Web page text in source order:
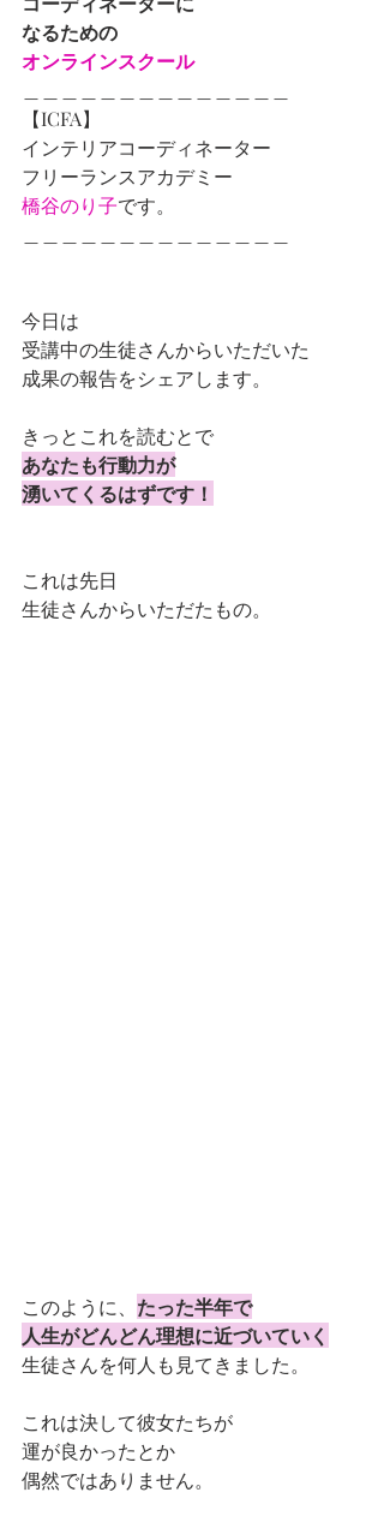
なるための
オンラインスクール
【ICFA】
インテリアコーディネーター
フリーランスアカデミー
橋谷のり子です。
今日は
受講中の生徒さんからいただいた
成果の報告をシェアします。
きっとこれを読むとで
あなたも行動力が
湧いてくるはずです！
これは先日
生徒さんからいただたもの。
このように、 たった半年で
人生がどんどん理想に近づいていく
生徒さんを何人も見てきました。
これは決して彼女たちが
運が良かったとか
偶然ではありません。